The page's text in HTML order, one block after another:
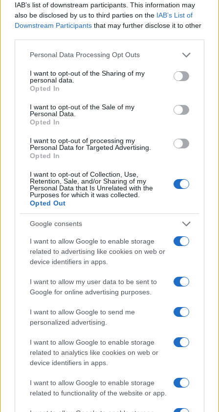
IAB’s list of downstream participants. This information may
also be disclosed by us to third parties on the IAB’s List of
Downstream Participants that may further disclose it to other
Please note that this website/app uses one or more Google
not limited to your visit or usage behaviour. You may click to
grant or deny consent to Google and its third-party tags to
use your data for below specified purposes in below Google
consent section.
Personal Data Processing Opt Outs
I want to opt-out of the Sharing of my
personal data.
Opted In
I want to opt-out of the Sale of my
Personal Data.
Opted In
I want to opt-out of processing my
Personal Data for Targeted Advertising.
Opted In
I want to opt-out of Collection, Use,
Retention, Sale, and/or Sharing of my
Personal Data that Is Unrelated with the
Purposes for which it was collected.
Opted Out
Google consents
I want to allow Google to enable storage
related to advertising like cookies on web or
device identifiers in apps.
I want to allow my user data to be sent to
Google for online advertising purposes.
I want to allow Google to send me
personalized advertising.
I want to allow Google to enable storage
related to analytics like cookies on web or
device identifiers in apps.
I want to allow Google to enable storage
related to functionality of the website or app.
Νέο Audi A2 e-tron με στόχο την κορυφή της
αποδοτικότητας
Η Chery επενδύει 75 εκατ.
Ατρόμητος και Novibet
το 2028
18η συνεχόμενη χρονιά για τον ΟΤΕ στη διεθνή σειρά
δεικτών FTSE4Good
άνοιξε τις πύλες του σε όλους
Securitas
Βραβεία Ευρώπη συνδεσιμότητα